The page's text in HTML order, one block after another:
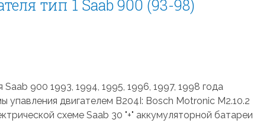
тип 1 Saab 900 (93-98)
900 1993, 1994, 1995, 1996, 1997, 1998 года
упавления двигателем B204I: Bosch Motronic M2.10.2
схеме Saab 30 "+" аккумуляторной батареи